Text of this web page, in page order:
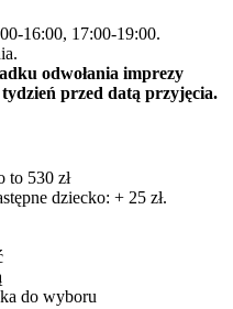
16:00, 17:00-19:00.
odwołania imprezy
przed datą przyjęcia.
to 530 zł
dziecko: + 25 zł.
do wyboru